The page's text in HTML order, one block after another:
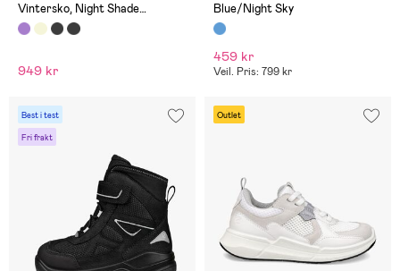
Vintersko, Night Shade
Barolo/Fig
949 kr
Blue/Night Sky
459 kr
Veil. Pris: 799 kr
Best i test
Fri frakt
Outlet